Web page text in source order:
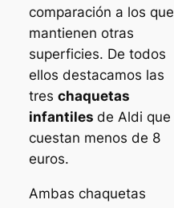
comparación a los que
mantienen otras
superficies. De todos
ellos destacamos las
tres chaquetas
infantiles de Aldi que
cuestan menos de 8
euros.
Ambas chaquetas